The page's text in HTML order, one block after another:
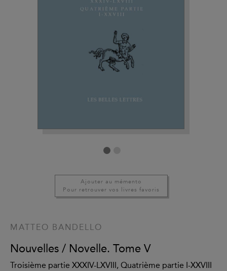
Ajouter au mémento
Pour retrouver vos livres favoris
MATTEO BANDELLO
Nouvelles / Novelle. Tome V
Troisième partie XXXIV-LXVIII, Quatrième partie I-XXVIII